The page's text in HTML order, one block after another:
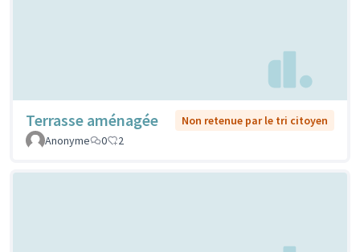
Terrasse aménagée
Non retenue par le tri citoyen
Anonyme
0 2